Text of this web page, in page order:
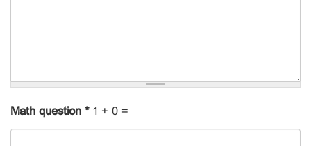
Math question * 1 + 0 =